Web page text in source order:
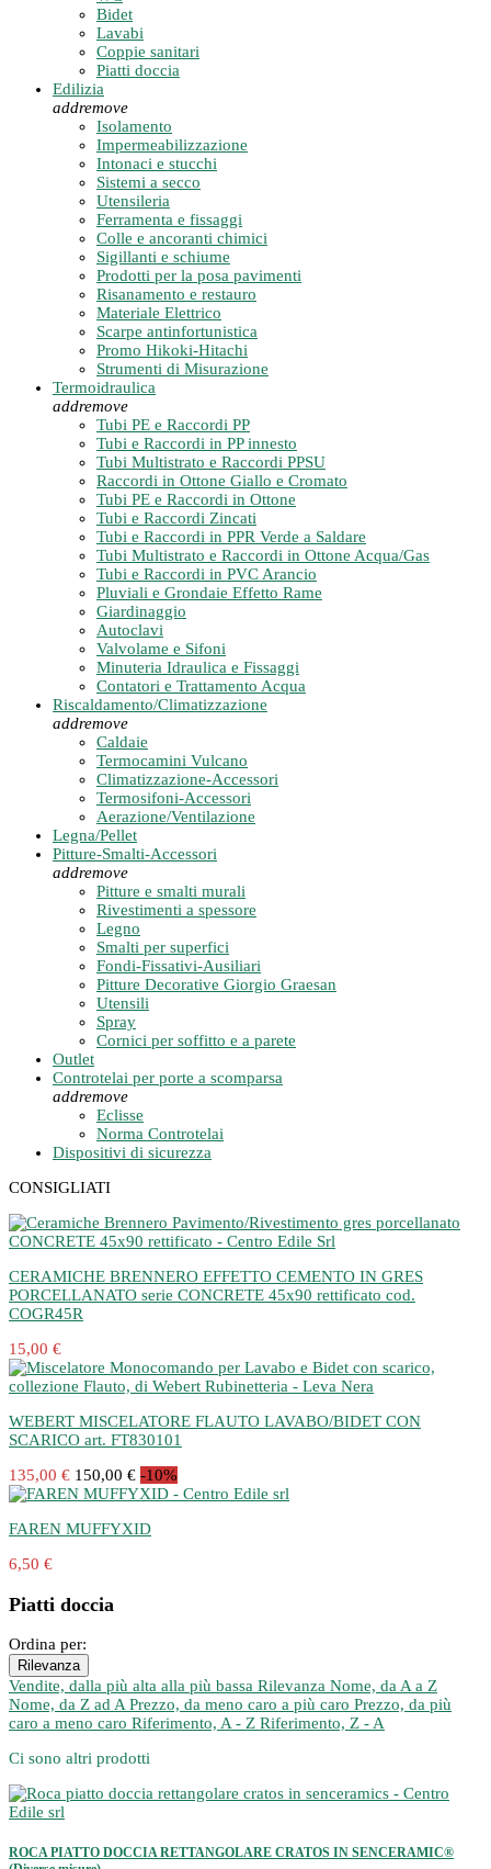
Bidet
Lavabi
Coppie sanitari
Piatti doccia
Edilizia
addremove
Isolamento
Impermeabilizzazione
Intonaci e stucchi
Sistemi a secco
Utensileria
Ferramenta e fissaggi
Colle e ancoranti chimici
Sigillanti e schiume
Prodotti per la posa pavimenti
Risanamento e restauro
Materiale Elettrico
Scarpe antinfortunistica
Promo Hikoki-Hitachi
Strumenti di Misurazione
Termoidraulica
addremove
Tubi PE e Raccordi PP
Tubi e Raccordi in PP innesto
Tubi Multistrato e Raccordi PPSU
Raccordi in Ottone Giallo e Cromato
Tubi PE e Raccordi in Ottone
Tubi e Raccordi Zincati
Tubi e Raccordi in PPR Verde a Saldare
Tubi Multistrato e Raccordi in Ottone Acqua/Gas
Tubi e Raccordi in PVC Arancio
Pluviali e Grondaie Effetto Rame
Giardinaggio
Autoclavi
Valvolame e Sifoni
Minuteria Idraulica e Fissaggi
Contatori e Trattamento Acqua
Riscaldamento/Climatizzazione
addremove
Caldaie
Termocamini Vulcano
Climatizzazione-Accessori
Termosifoni-Accessori
Aerazione/Ventilazione
Legna/Pellet
Pitture-Smalti-Accessori
addremove
Pitture e smalti murali
Rivestimenti a spessore
Legno
Smalti per superfici
Fondi-Fissativi-Ausiliari
Pitture Decorative Giorgio Graesan
Utensili
Spray
Cornici per soffitto e a parete
Outlet
Controtelai per porte a scomparsa
addremove
Eclisse
Norma Controtelai
Dispositivi di sicurezza
CONSIGLIATI
CERAMICHE BRENNERO EFFETTO CEMENTO IN GRES
PORCELLANATO serie CONCRETE 45x90 rettificato cod.
COGR45R
15,00 €
WEBERT MISCELATORE FLAUTO LAVABO/BIDET CON
SCARICO art. FT830101
135,00 € 150,00 € -10%
FAREN MUFFYXID
6,50 €
Piatti doccia
Ordina per:
Rilevanza
Vendite, dalla più alta alla più bassa Rilevanza Nome, da A a Z
Nome, da Z ad A Prezzo, da meno caro a più caro Prezzo, da più
caro a meno caro Riferimento, A - Z Riferimento, Z - A
Ci sono altri prodotti
ROCA PIATTO DOCCIA RETTANGOLARE CRATOS IN SENCERAMIC®